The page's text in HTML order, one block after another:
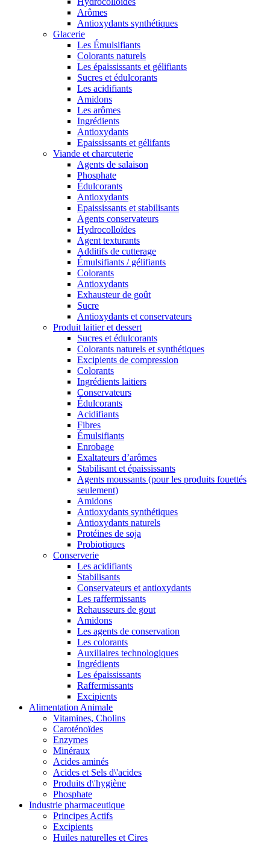
Arômes
Antioxydants synthétiques
Glacerie
Les Émulsifiants
Colorants naturels
Les épaississants et gélifiants
Sucres et édulcorants
Les acidifiants
Amidons
Les arômes
Ingrédients
Antioxydants
Epaississants et gélifants
Viande et charcuterie
Agents de salaison
Phosphate
Édulcorants
Antioxydants
Epaississants et stabilisants
Agents conservateurs
Hydrocolloïdes
Agent texturants
Additifs de cutterage
Émulsifiants / gélifiants
Colorants
Antioxydants
Exhausteur de goût
Sucre
Antioxydants et conservateurs
Produit laitier et dessert
Sucres et édulcorants
Colorants naturels et synthétiques
Excipients de compression
Colorants
Ingrédients laitiers
Conservateurs
Édulcorants
Acidifiants
Fibres
Émulsifiants
Enrobage
Exaltateurs d’arômes
Stabilisant et épaississants
Agents moussants (pour les produits fouettés
seulement)
Amidons
Antioxydants synthétiques
Antioxydants naturels
Protéines de soja
Probiotiques
Conserverie
Les acidifiants
Stabilisants
Conservateurs et antioxydants
Les raffermissants
Rehausseurs de gout
Amidons
Les agents de conservation
Les colorants
Auxiliaires technologiques
Ingrédients
Les épaississants
Raffermissants
Excipients
Alimentation Animale
Vitamines, Cholins
Caroténoïdes
Enzymes
Minéraux
Acides aminés
Acides et Sels d\'acides
Produits d\'hygiène
Phosphate
Industrie pharmaceutique
Principes Actifs
Excipients
Huiles naturelles et Cires